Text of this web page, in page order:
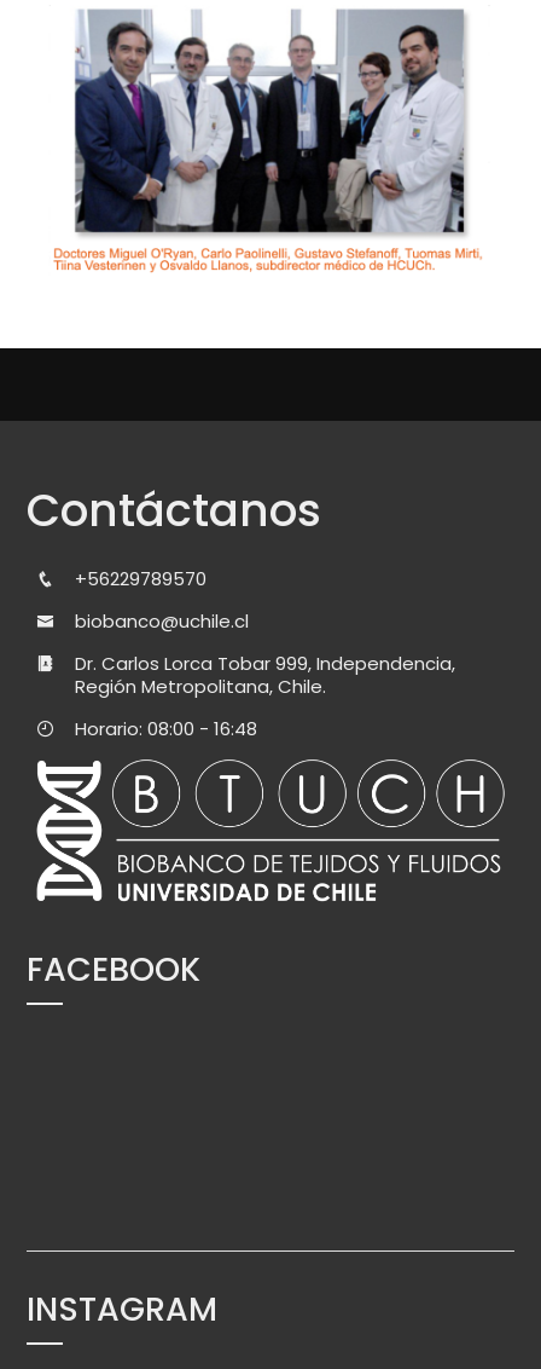
Contáctanos
+56229789570
biobanco@uchile.cl
Dr. Carlos Lorca Tobar 999, Independencia,
Región Metropolitana, Chile.
Horario: 08:00 - 16:48
FACEBOOK
INSTAGRAM